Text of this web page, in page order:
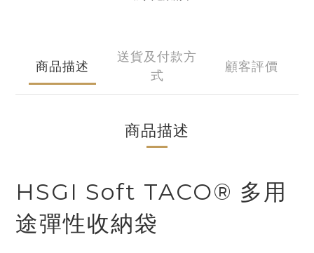
商品描述
送貨及付款方
式
顧客評價
商品描述
HSGI Soft TACO® 多用
途彈性收納袋